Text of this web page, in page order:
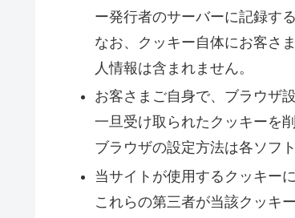
ー発行者のサーバーに記録す
なお、クッキー自体にお客さ
人情報は含まれません。
お客さまご自身で、ブラウザ
一旦受け取られたクッキーを
ブラウザの設定方法は各ソフ
当サイトが使用するクッキー
これらの第三者が当該クッキ